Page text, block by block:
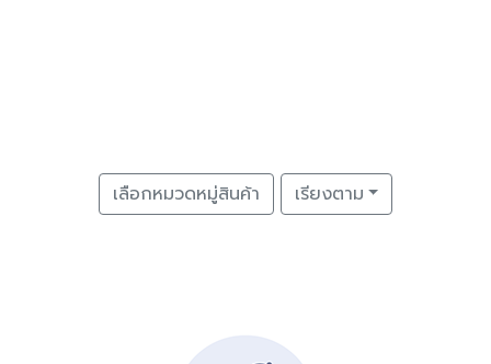
เลือกหมวดหมู่สินค้า เรียงตาม